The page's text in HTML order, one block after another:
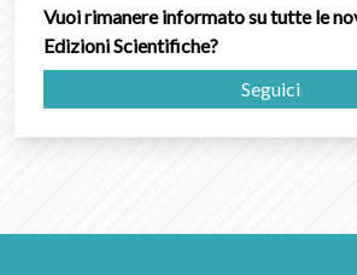
Vuoi rimanere informato su tutte le
Edizioni Scientifiche?
Seguici